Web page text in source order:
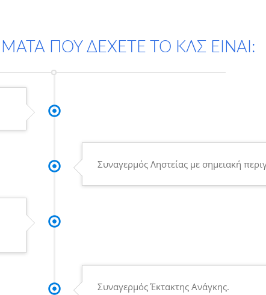
ΠΟΥ ΔΕΧΕΤΕ ΤΟ ΚΛΣ ΕΙΝΑΙ:
Συναγερμός Ληστείας με σημειακή
Συναγερμός Έκτακτης Ανάγκης.